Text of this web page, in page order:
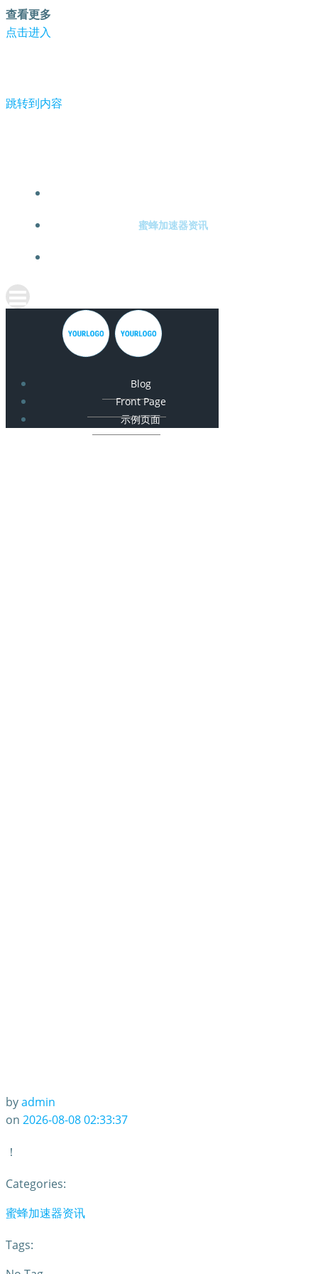
查看更多
点击进入
跳转到内容
蜜蜂加速器资讯
Blog
Front Page
示例页面
byadmin
on 2026-08-08 02:33:37
！
Categories:
蜜蜂加速器资讯
Tags: